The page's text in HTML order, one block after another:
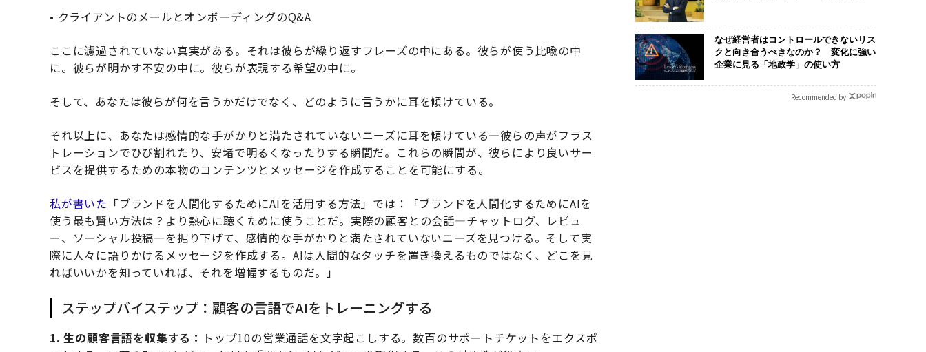
• クライアントのメールとオンボーディングのQ&A
ここに濾過されていない真実がある。それは彼らが繰り返すフレーズの中にある。彼らが使う比喩の中
に。彼らが明かす不安の中に。彼らが表現する希望の中に。
そして、あなたは彼らが何を言うかだけでなく、どのように言うかに耳を傾けている。
それ以上に、あなたは感情的な手がかりと満たされていないニーズに耳を傾けている—彼らの声がフラス
トレーションでひび割れたり、安堵で明るくなったりする瞬間だ。これらの瞬間が、彼らにより良いサー
ビスを提供するための本物のコンテンツとメッセージを作成することを可能にする。
私が書いた 「ブランドを人間化するためにAIを活用する方法」では：「ブランドを人間化するためにAIを
使う最も賢い方法は？より熱心に聴くために使うことだ。実際の顧客との会話—チャットログ、レビュ
ー、ソーシャル投稿—を掘り下げて、感情的な手がかりと満たされていないニーズを見つける。そして実
際に人々に語りかけるメッセージを作成する。AIは人間的なタッチを置き換えるものではなく、どこを見
ればいいかを知っていれば、それを増幅するものだ。」
ステップバイステップ：顧客の言語でAIをトレーニングする
1. 生の顧客言語を収集する： トップ10の営業通話を文字起こしする。数百のサポートチケットをエクスポ
なぜ経営者はコントロールできないリス
クと向き合うべきなのか？ 変化に強い
企業に見る「地政学」の使い方
Recommended by